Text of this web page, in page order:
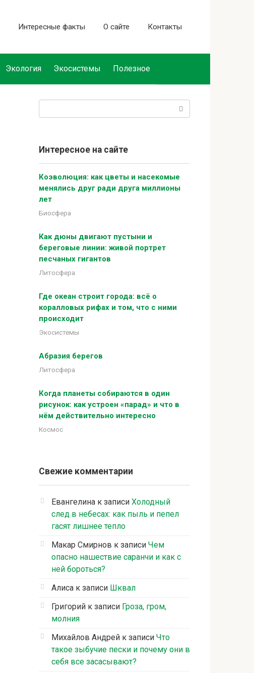
Интересные факты О сайте Контакты
Экология Экосистемы Полезное
Интересное на сайте
Коэволюция: как цветы и насекомые
менялись друг ради друга миллионы
лет
Биосфера
Как дюны двигают пустыни и
береговые линии: живой портрет
песчаных гигантов
Литосфера
Где океан строит города: всё о
коралловых рифах и том, что с ними
происходит
Экосистемы
Абразия берегов
Литосфера
Когда планеты собираются в один
рисунок: как устроен «парад» и что в
нём действительно интересно
Космос
Свежие комментарии
Евангелина к записи Холодный
след в небесах: как пыль и пепел
гасят лишнее тепло
Макар Смирнов к записи Чем
опасно нашествие саранчи и как с
ней бороться?
Алиса к записи Шквал
Григорий к записи Гроза, гром,
молния
Михайлов Андрей к записи Что
такое зыбучие пески и почему они в
себя все засасывают?